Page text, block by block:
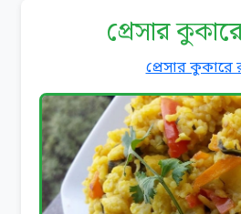
প্রেসার
প্রেসার কুকারে